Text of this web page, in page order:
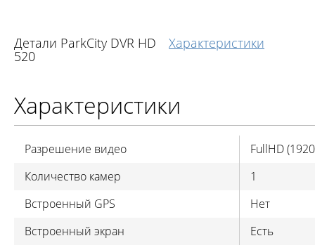
Детали ParkCity DVR HD
520
Характеристики
Характеристики
Разрешение видео
FullHD
Количество камер
1
Встроенный GPS
Нет
Встроенный экран
Есть